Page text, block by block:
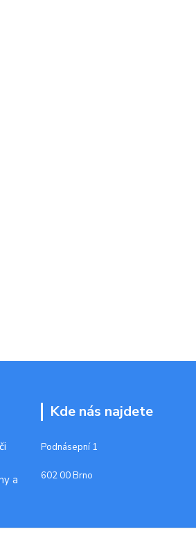
a
Kde nás najdete
Podnásepní 1
602 00 Brno